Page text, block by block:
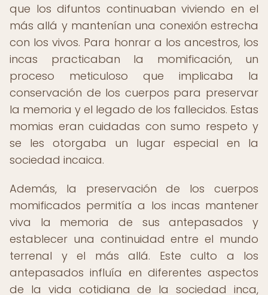
que los difuntos continuaban viviendo en el
más allá y mantenían una conexión estrecha
con los vivos. Para honrar a los ancestros, los
incas practicaban la momificación, un
proceso meticuloso que implicaba la
conservación de los cuerpos para preservar
la memoria y el legado de los fallecidos. Estas
momias eran cuidadas con sumo respeto y
se les otorgaba un lugar especial en la
sociedad incaica.
Además, la preservación de los cuerpos
momificados permitía a los incas mantener
viva la memoria de sus antepasados y
establecer una continuidad entre el mundo
terrenal y el más allá. Este culto a los
antepasados influía en diferentes aspectos
de la vida cotidiana de la sociedad inca,